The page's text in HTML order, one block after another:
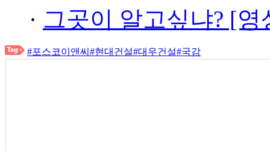
· 그곳이 알고싶냐? [
#포스코이앤씨 #현대건설#대우건설#국감